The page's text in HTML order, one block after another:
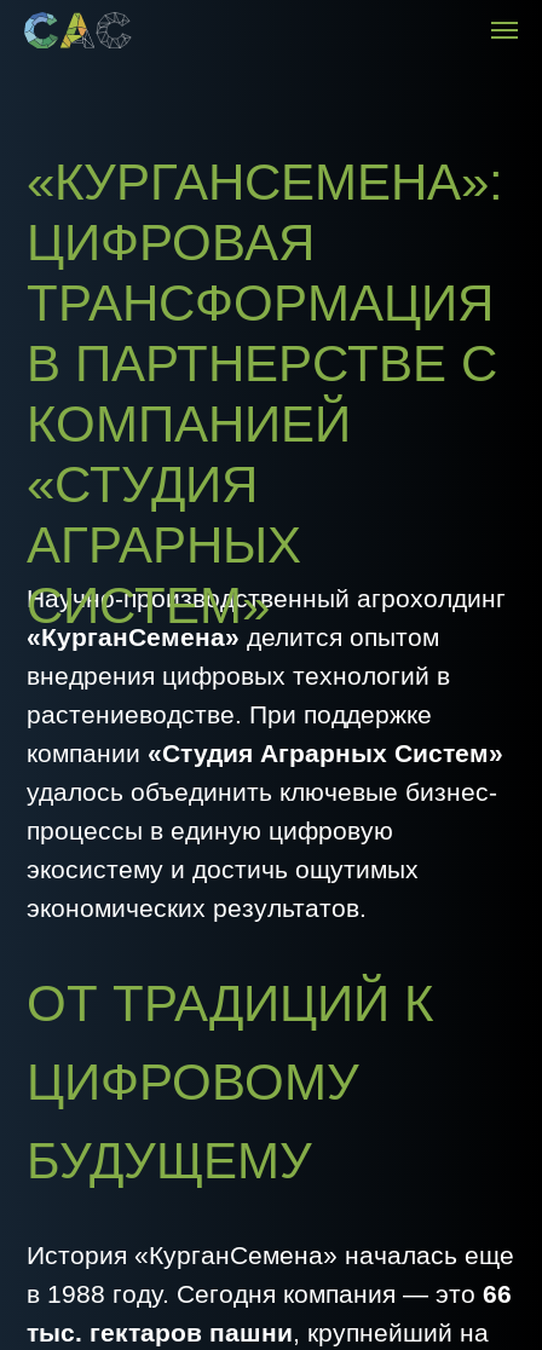
в 1988 году. Сегодня компания — это
семенной завод, элеваторные
мощности и собственный ЖД
подвижной состав для перевозки зерна.
Количество работающих 800 человек!
Такой масштаб и комплексность
производства требуют точности и
взяли курс на цифровую
трансформацию.
ОТ ТРАДИЦИЙ К
ЦИФРОВОМУ
БУДУЩЕМУ
Научно-производственный агрохолдинг
внедрения цифровых технологий в
растениеводстве. При поддержке
компании«Студия Аграрных Систем»
удалось объединить ключевые бизнес-
процессы в единую цифровую
экосистему и достичь ощутимых
экономических результатов.
ЦИФРОВАЯ
ТРАНСФОРМАЦИЯ
В ПАРТНЕРСТВЕ С
КОМПАНИЕЙ
«СТУДИЯ
АГРАРНЫХ
СИСТЕМ»